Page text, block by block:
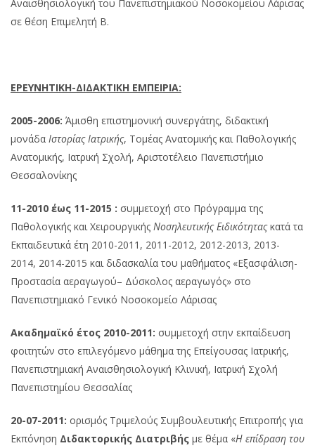
Αναισθησιολογική του Πανεπιστημιακού Νοσοκομείου Λάρισας
σε θέση Επιμελητή Β.
ΕΡΕΥΝΗΤΙΚΗ-ΔΙΔΑΚΤΙΚΗ ΕΜΠΕΙΡΙΑ:
2005-2006: Άμισθη επιστημονική συνεργάτης, διδακτική
μονάδα Ιστορίας Ιατρικής, Τομέας Ανατομικής και Παθολογικής
Ανατομικής, Ιατρική Σχολή, Αριστοτέλειο Πανεπιστήμιο
Θεσσαλονίκης
11-2010 έως 11-2015 : συμμετοχή στο Πρόγραμμα της
Παθολογικής και Χειρουργικής Νοσηλευτικής Ειδικότηταςκατά τα
Εκπαιδευτικά έτη 2010-2011, 2011-2012, 2012-2013, 2013-
2014, 2014-2015 και διδασκαλία του μαθήματος «Εξασφάλιση-
Προστασία αεραγωγού– Δύσκολος αεραγωγός» στο
Πανεπιστημιακό Γενικό Νοσοκομείο Λάρισας
Ακαδημαϊκό έτος 2010-2011: συμμετοχή στην εκπαίδευση
φοιτητών στο επιλεγόμενο μάθημα της Επείγουσας Ιατρικής,
Πανεπιστημιακή Αναισθησιολογική Κλινική, Ιατρική Σχολή
Πανεπιστημίου Θεσσαλίας
20-07-2011: ορισμός Τριμελούς Συμβουλευτικής Επιτροπής για
Εκπόνηση Διδακτορικής Διατριβής με θέμα «Η επίδραση του